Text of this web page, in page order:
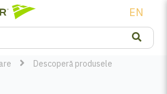
EN
Descoperă produsele